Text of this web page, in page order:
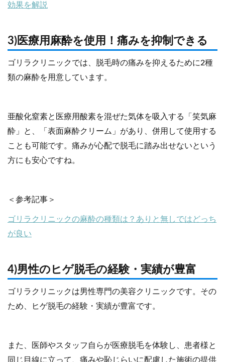
効果を解説
3)医療用麻酔を使用！痛みを抑制できる
ゴリラクリニックでは、脱毛時の痛みを抑えるために2種
類の麻酔を用意しています。
亜酸化窒素と医療用酸素を混ぜた気体を吸入する「笑気麻
酔」と、「表面麻酔クリーム」があり、併用して使用する
ことも可能です。痛みが心配で脱毛に踏み出せないという
方にも安心ですね。
＜参考記事＞
ゴリラクリニックの麻酔の種類は？ありと無しではどっち
が良い
4)男性のヒゲ脱毛の経験・実績が豊富
ゴリラクリニックは男性専門の美容クリニックです。その
ため、ヒゲ脱毛の経験・実績が豊富です。
また、医師やスタッフ自らが医療脱毛を体験し、患者様と
同じ⽬線に立って、痛みや恥じらいに配慮した施術の提供